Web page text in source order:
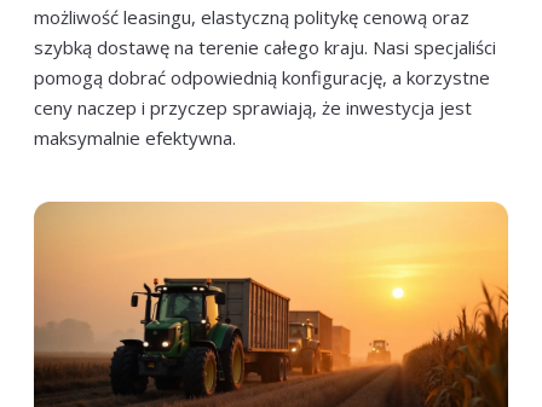
możliwość leasingu, elastyczną politykę cenową oraz
szybką dostawę na terenie całego kraju. Nasi specjaliści
pomogą dobrać odpowiednią konfigurację, a korzystne
ceny naczep i przyczep sprawiają, że inwestycja jest
maksymalnie efektywna.